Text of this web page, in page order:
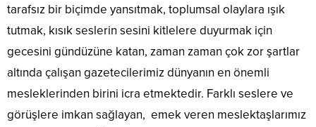
tarafsız bir biçimde yansıtmak, toplumsal olaylara ışık
tutmak, kısık seslerin sesini kitlelere duyurmak için
gecesini gündüzüne katan, zaman zaman çok zor şartlar
altında çalışan gazetecilerimiz dünyanın en önemli
mesleklerinden birini icra etmektedir. Farklı seslere ve
görüşlere imkan sağlayan, emek veren meslektaşlarımız